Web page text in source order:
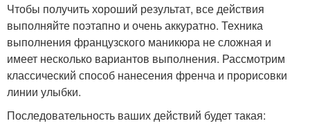
Чтобы получить хороший результат, все действия
выполняйте поэтапно и очень аккуратно. Техника
выполнения французского маникюра не сложная и
имеет несколько вариантов выполнения. Рассмотрим
классический способ нанесения френча и прорисовки
линии улыбки.
Последовательность ваших действий будет такая: